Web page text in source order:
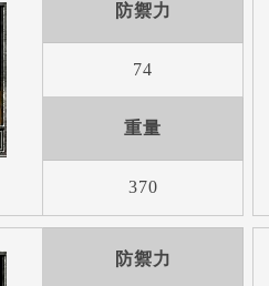
防禦力
74
重量
370
防禦力